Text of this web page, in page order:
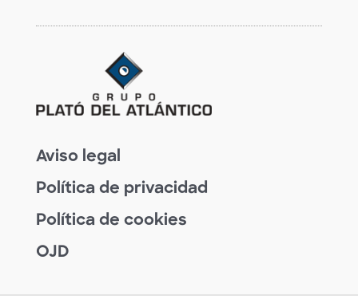
Aviso legal
Política de privacidad
Política de cookies
OJD